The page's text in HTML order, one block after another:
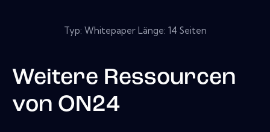
Typ: Whitepaper Länge: 14 Seiten
Weitere Ressourcen
von ON24